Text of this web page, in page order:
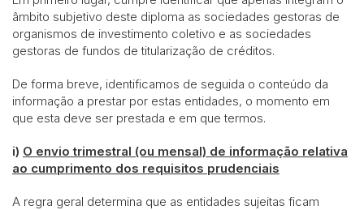
âmbito subjetivo deste diploma as sociedades gestoras de
organismos de investimento coletivo e as sociedades
gestoras de fundos de titularização de créditos.
De forma breve, identificamos de seguida o conteúdo da
informação a prestar por estas entidades, o momento em
que esta deve ser prestada e em que termos.
i) O envio trimestral (ou mensal) de informação relativa
ao cumprimento dos requisitos prudenciais
A regra geral determina que as entidades sujeitas ficam